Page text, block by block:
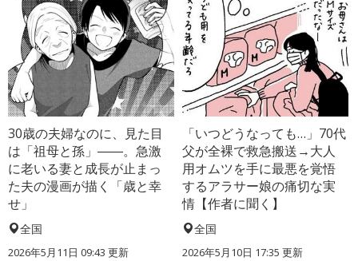
30歳の夫婦なのに、見た目
は「祖母と孫」――。急激
に老いる妻と成長が止まっ
た夫の漫画が描く「歳と幸
せ」
全国
2026年5月11日 09:43 更新
「いつどうなっても…」70代
父が全裸で救急搬送→大人
用オムツを手に最悪を覚悟
するアラサー娘の痛切な実
情【作者に聞く】
全国
2026年5月10日 17:35 更新